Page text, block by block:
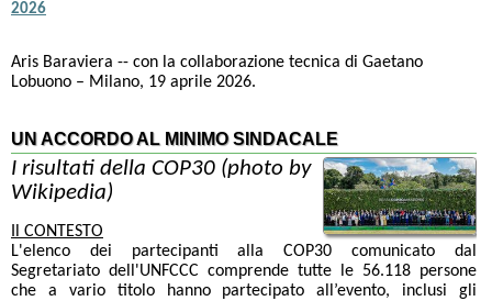
2026
Aris Baraviera -- con la collaborazione tecnica di Gaetano
Lobuono – Milano, 19 aprile 2026.
UN ACCORDO AL MINIMO SINDACALE
I risultati della COP30 (photo by
Wikipedia)
Il CONTESTO
L'elenco dei partecipanti alla COP30 comunicato dal
Segretariato dell'UNFCCC comprende tutte le 56.118 persone
che a vario titolo hanno partecipato all’evento, inclusi gli